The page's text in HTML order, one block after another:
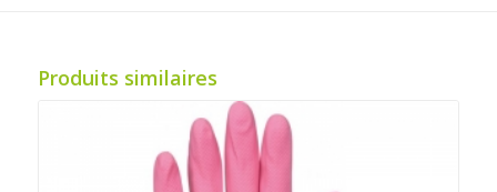
Produits similaires